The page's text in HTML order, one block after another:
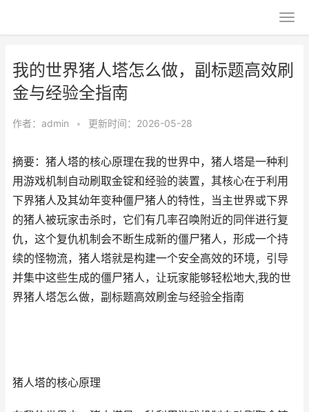
我的世界猪人塔怎么做，副标题高效刷
金与经验全指南
作者： admin • 更新时间：2026-05-28
摘要：猪人塔的核心原理在我的世界中，猪人塔是一种利
用游戏机制自动刷取金锭和经验的装置，其核心在于利用
下界猪人及其幼年变种僵尸猪人的特性，当主世界或下界
的猪人被玩家击杀时，它们有几率召唤附近的同伴进行复
仇，这个复仇机制会不断生成新的僵尸猪人，形成一个持
续的怪物流，猪人塔就是构建一个安全高效的环境，引导
并集中这些生成的僵尸猪人，让玩家能够轻松地大,我的世
界猪人塔怎么做，副标题高效刷金与经验全指南
猪人塔的核心原理